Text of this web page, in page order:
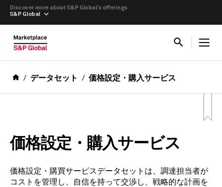
S&P Global
Discover more about S&P Global’s offerings
データセット 価格設定・購入サービス
価格設定・購入サービス
価格設定・購買サービスデータセットは、調達担当者が
コストを管理し、自信を持って交渉し、戦略的な計画を